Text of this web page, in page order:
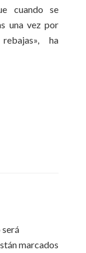
cuando se
una vez por
ha
marcados